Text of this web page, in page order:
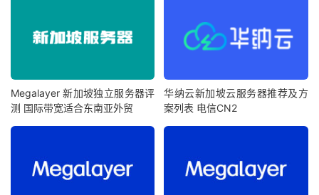
Megalayer 新加坡独立服务器评
测 国际带宽适合东南亚外贸
华纳云新加坡云服务器推荐及方
案列表 电信CN2